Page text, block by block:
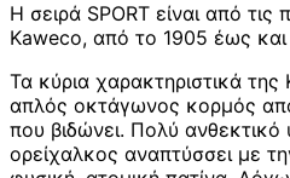
Η σειρά SPORT είναι από τις
Kaweco, από το 1905 έως
Τα κύρια χαρακτηριστικά
απλός οκτάγωνος κορμός
που βιδώνει. Πολύ
ορείχαλκος αναπτύσσει με